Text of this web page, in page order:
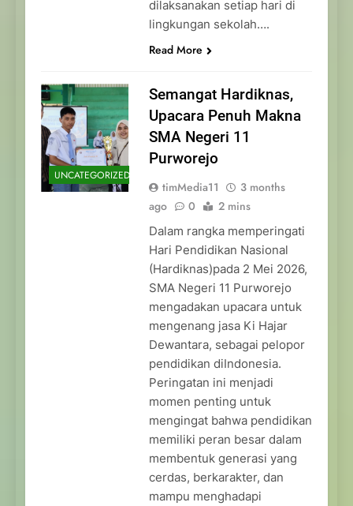
dilaksanakan setiap hari di
lingkungan sekolah….
Read More
UNCATEGORIZED
Semangat Hardiknas,
Upacara Penuh Makna
SMA Negeri 11
Purworejo
timMedia11
3 months
ago
0 2 mins
Dalam rangka memperingati
Hari Pendidikan Nasional
(Hardiknas)pada 2 Mei 2026,
SMA Negeri 11 Purworejo
mengadakan upacara untuk
mengenang jasa Ki Hajar
Dewantara, sebagai pelopor
pendidikan diIndonesia.
Peringatan ini menjadi
momen penting untuk
mengingat bahwa pendidikan
memiliki peran besar dalam
membentuk generasi yang
cerdas, berkarakter, dan
mampu menghadapi